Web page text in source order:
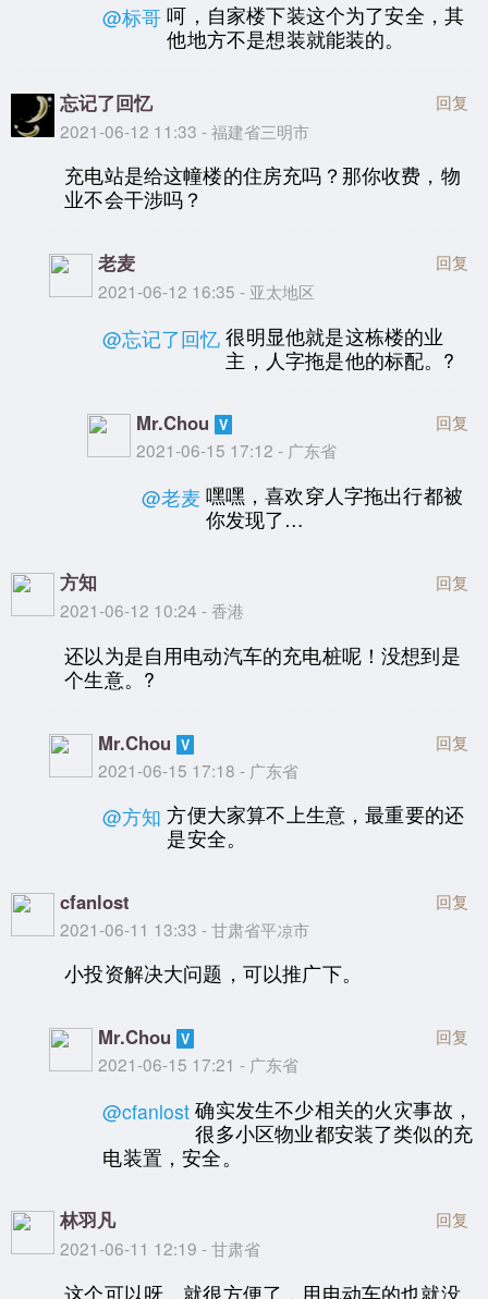
@标哥 呵，自家楼下装这个为了安全，其
他地方不是想装就能装的。
忘记了回忆
2021-06-12 11:33 - 福建省三明市
回复
充电站是给这幢楼的住房充吗？那你收费，物
业不会干涉吗？
老麦
2021-06-12 16:35 - 亚太地区
回复
@忘记了回忆 很明显他就是这栋楼的业
主，人字拖是他的标配。?
Mr.Chou
2021-06-15 17:12 - 广东省
回复
@老麦 嘿嘿，喜欢穿人字拖出行都被
你发现了…
方知
2021-06-12 10:24 - 香港
回复
还以为是自用电动汽车的充电桩呢！没想到是
个生意。?
Mr.Chou
2021-06-15 17:18 - 广东省
回复
@方知 方便大家算不上生意，最重要的还
是安全。
cfanlost
2021-06-11 13:33 - 甘肃省平凉市
回复
小投资解决大问题，可以推广下。
Mr.Chou
2021-06-15 17:21 - 广东省
回复
@cfanlost 确实发生不少相关的火灾事故，
很多小区物业都安装了类似的充
电装置，安全。
林羽凡
2021-06-11 12:19 - 甘肃省
回复
这个可以呀，就很方便了，用电动车的也就没